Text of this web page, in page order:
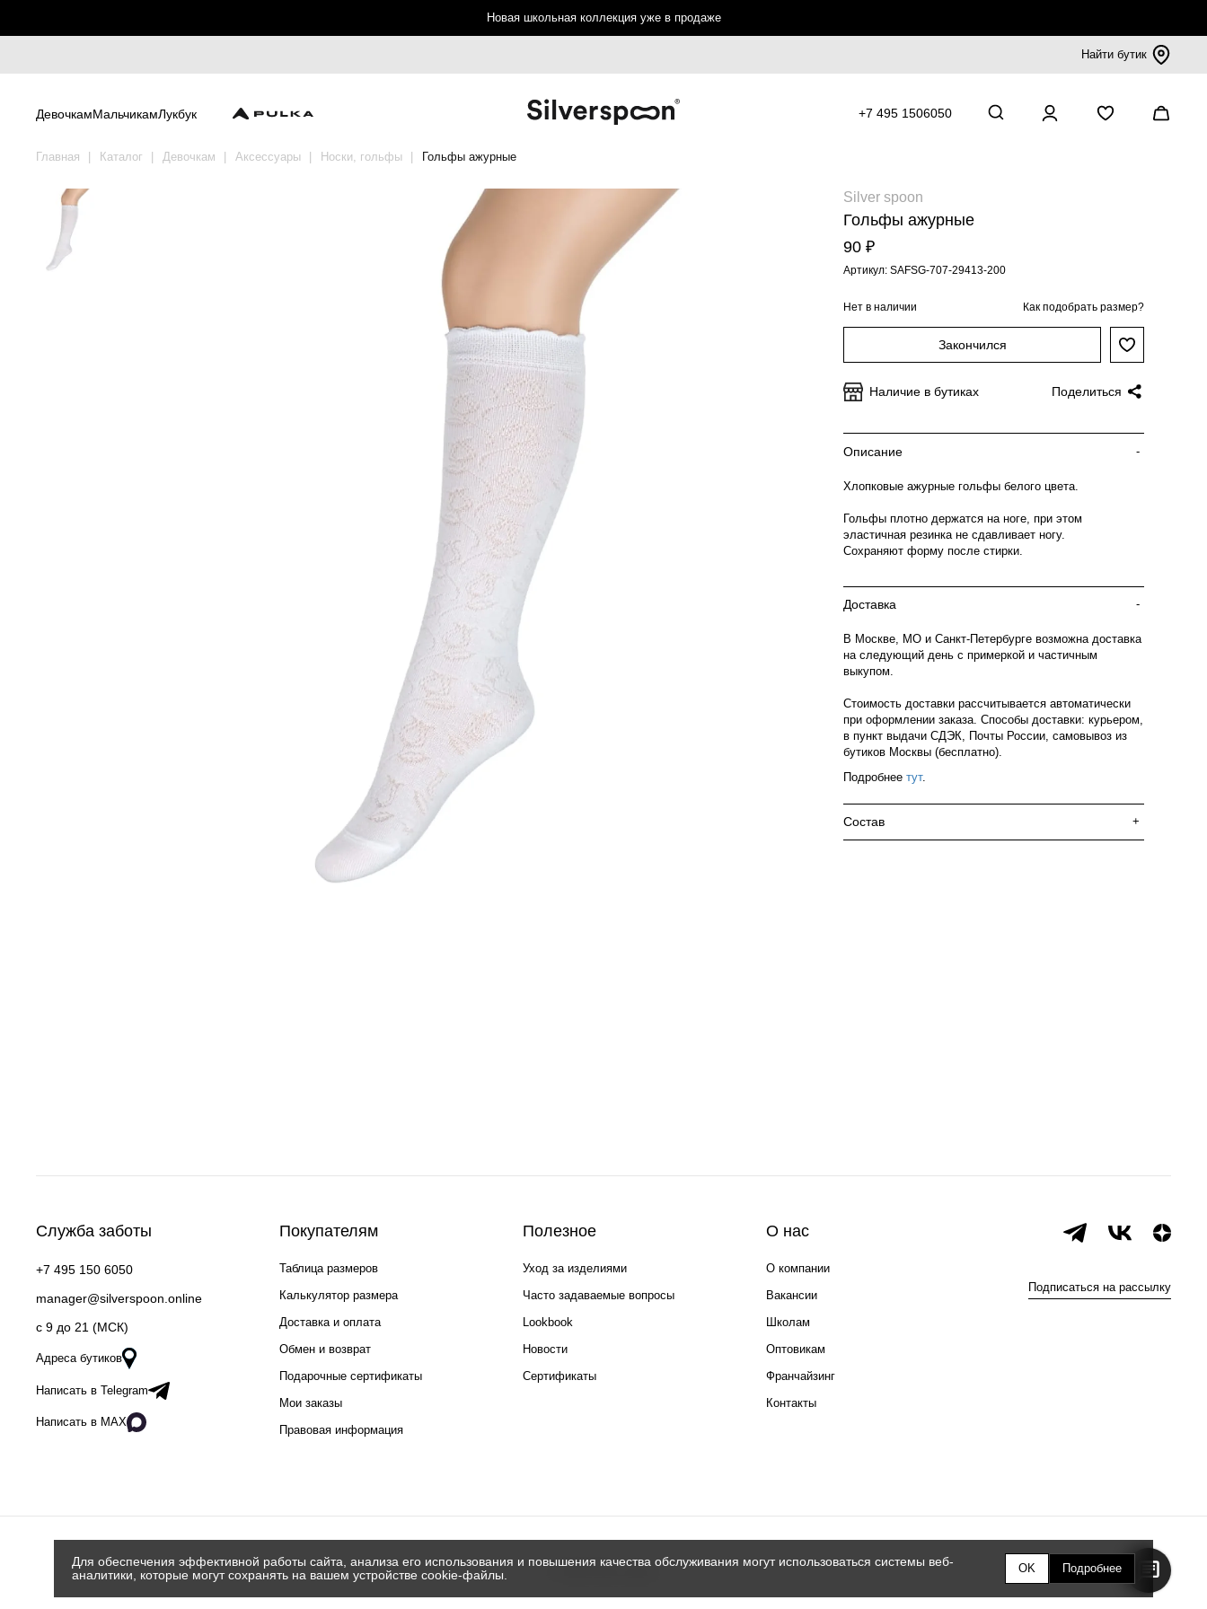
Новая школьная коллекция уже в продаже
Найти бутик
ДевочкамМальчикамЛукбук +7 495 1506050
Главная Каталог Девочкам Аксессуары Носки, гольфы Гольфы ажурные
Silver spoon
Гольфы ажурные
90 ₽
Артикул: SAFSG-707-29413-200
Нет в наличии Как подобрать размер?
Закончился
Наличие в бутиках Поделиться
Описание -
Хлопковые ажурные гольфы белого цвета.
Гольфы плотно держатся на ноге, при этом
эластичная резинка не сдавливает ногу.
Сохраняют форму после стирки.
Доставка -
В Москве, МО и Санкт-Петербурге возможна доставка
на следующий день с примеркой и частичным
выкупом.
Стоимость доставки рассчитывается автоматически
при оформлении заказа. Способы доставки: курьером,
в пункт выдачи СДЭК, Почты России, самовывоз из
бутиков Москвы (бесплатно).
Подробнее тут.
Состав +
Служба заботы
+7 495 150 6050
manager@silverspoon.online
c 9 до 21 (МСК)
Адреса бутиков
Написать в Telegram
Написать в MAX
Покупателям
Таблица размеров
Калькулятор размера
Доставка и оплата
Обмен и возврат
Подарочные сертификаты
Мои заказы
Правовая информация
Полезное
Уход за изделиями
Часто задаваемые вопросы
Lookbook
Новости
Сертификаты
О нас
О компании
Вакансии
Школам
Оптовикам
Франчайзинг
Контакты
Подписаться на рассылку
Для обеспечения эффективной работы сайта, анализа его использования и повышения качества обслуживания могут использоваться системы веб-
аналитики, которые могут сохранять на вашем устройстве cookie-файлы.
OK Подробнее